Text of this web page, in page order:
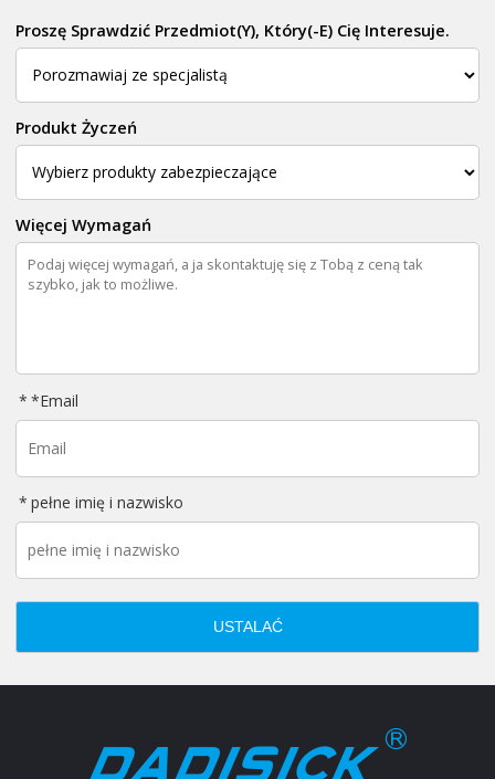
Proszę Sprawdzić Przedmiot(y), Który(-E) Cię Interesuje.
Produkt Życzeń
Więcej Wymagań
*Email
pełne imię i nazwisko
USTALAĆ